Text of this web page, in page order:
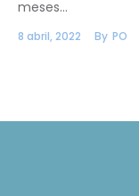
meses…
8 abril, 2022 By PO